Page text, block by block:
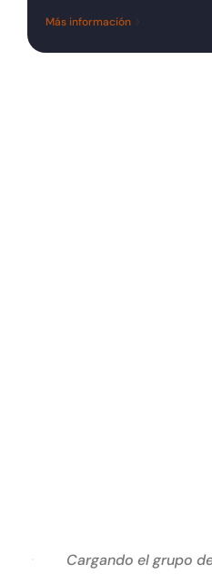
Más información
Cargando el grupo